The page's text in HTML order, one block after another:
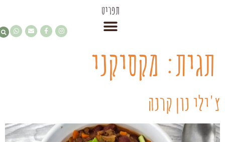
תפריט
תגית: מקסיקני
צ'ילי נון קרנה